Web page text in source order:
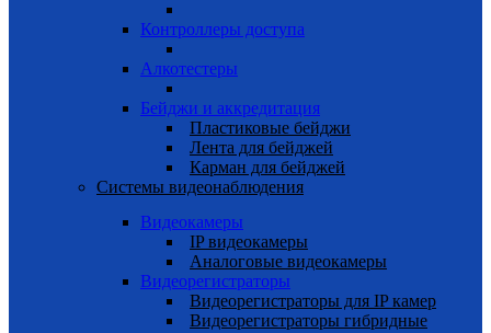
Контроллеры доступа
Алкотестеры
Бейджи и аккредитация
Пластиковые бейджи
Лента для бейджей
Карман для бейджей
Системы видеонаблюдения
Видеокамеры
IP видеокамеры
Аналоговые видеокамеры
Видеорегистраторы
Видеорегистраторы для IP камер
Видеорегистраторы гибридные